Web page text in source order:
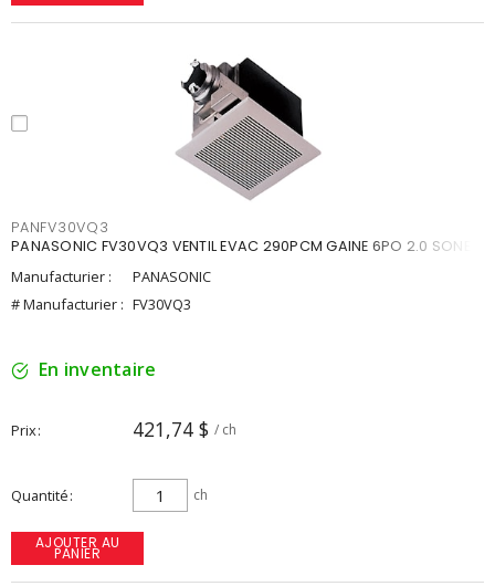
PANFV30VQ3
PANASONIC FV30VQ3 VENTIL EVAC 290PCM GAINE 6PO 2.0 SONES
Manufacturier :
PANASONIC
# Manufacturier : FV30VQ3
En inventaire
Prix 421,74 $ / ch
Quantité ch
AJOUTER AU
PANIER